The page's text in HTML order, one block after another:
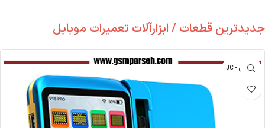
جدیدترین قطعات / ابزارآلات تعمیرات موبایل
جی سی - JC